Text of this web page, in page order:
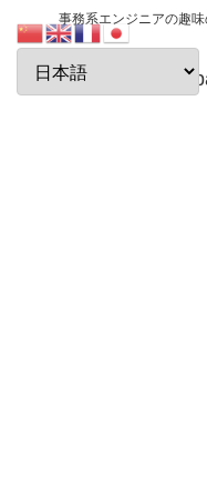
事務系エンジニアの趣